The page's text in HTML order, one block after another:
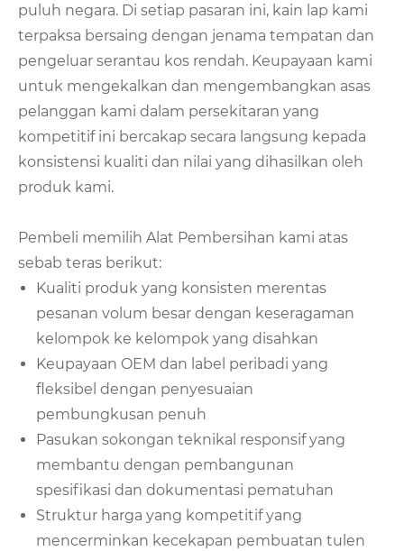
puluh negara. Di setiap pasaran ini, kain lap kami
terpaksa bersaing dengan jenama tempatan dan
pengeluar serantau kos rendah. Keupayaan kami
untuk mengekalkan dan mengembangkan asas
pelanggan kami dalam persekitaran yang
kompetitif ini bercakap secara langsung kepada
konsistensi kualiti dan nilai yang dihasilkan oleh
produk kami.
Pembeli memilih Alat Pembersihan kami atas
sebab teras berikut:
Kualiti produk yang konsisten merentas
pesanan volum besar dengan keseragaman
kelompok ke kelompok yang disahkan
Keupayaan OEM dan label peribadi yang
fleksibel dengan penyesuaian
pembungkusan penuh
Pasukan sokongan teknikal responsif yang
membantu dengan pembangunan
spesifikasi dan dokumentasi pematuhan
Struktur harga yang kompetitif yang
mencerminkan kecekapan pembuatan tulen